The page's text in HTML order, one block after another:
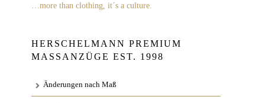
…more than clothing, it´s a culture.
HERSCHELMANN PREMIUM
MASSANZÜGE EST. 1998
Änderungen nach Maß